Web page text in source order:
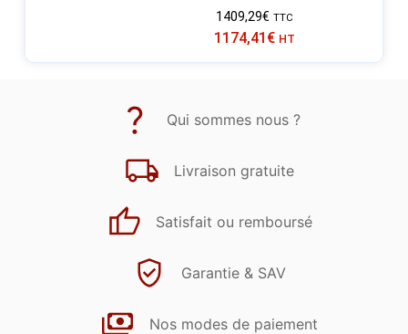
1409,29€ TTC
1174,41 € HT
Qui sommes nous ?
Livraison gratuite
Satisfait ou remboursé
Garantie & SAV
Nos modes de paiement